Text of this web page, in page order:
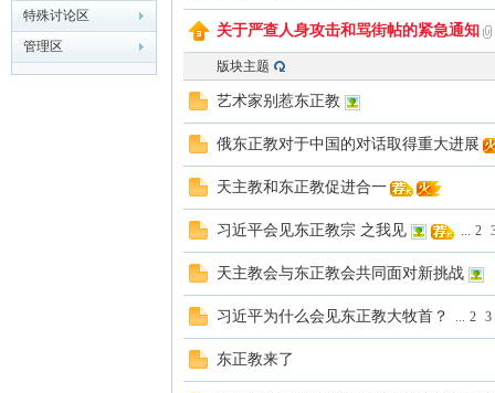
特殊讨论区
管理区
关于严查人身攻击和骂街帖的紧急通知
版块主题
艺术家别惹东正教
俄东正教对于中国的对话取得重大进展
天主教和东正教促进合一
习近平会见东正教宗 之我见 ... 2
天主教会与东正教会共同面对新挑战
习近平为什么会见东正教大牧首？ ... 2 3
东正教来了